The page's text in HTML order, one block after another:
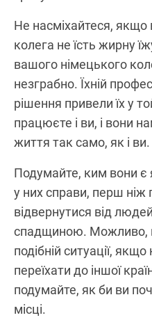
Не насміхайтеся,
колега не їсть жирну
вашого німецького
незграбно. Їхній
рішення привели їх у
працюєте і ви, і вони
життя так само, як і ви.
Подумайте, ким вони є
у них справи, перш ніж
відвернутися від
спадщиною. Можливо,
подібній ситуації,
переїхати до іншої
подумайте, як би ви
місці.